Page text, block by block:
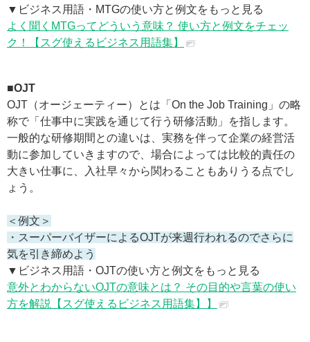
▼ビジネス用語・MTGの使い方と例文をもっと見る
よく聞くMTGってどういう意味？ 使い方と例文をチェッ
ク！【スグ使えるビジネス用語集】
■OJT
OJT（オージェーティー）とは「On the Job Training」の略
称で「仕事中に実践を通じて行う研修活動」を指します。
一般的な研修期間との違いは、実務を伴って企業の経営活
動に参加していきますので、場合によっては比較的責任の
大きい仕事に、入社早々から関わることもありうる点でし
ょう。
＜例文＞
・スーパーバイザーによるOJTが来週行われるのでさらに
気を引き締めよう
▼ビジネス用語・OJTの使い方と例文をもっと見る
意外とわからないOJTの意味とは？ その目的や言葉の使い
方を解説【スグ使えるビジネス用語集】】